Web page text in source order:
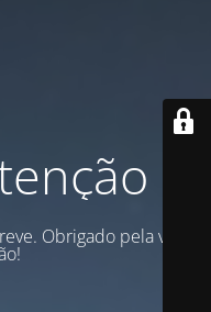
Obrigado pela vossa